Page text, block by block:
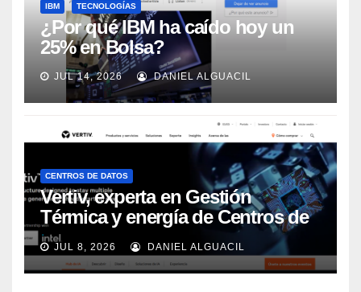
IBM TECNOLOGÍAS
¿Por qué IBM ha caído hoy un
25% en Bolsa?
JUL 14, 2026 DANIEL ALGUACIL
CENTROS DE DATOS
Vertiv, experta en Gestión
Térmica y energía de Centros de
Datos, sigue su crecimiento
imparable
JUL 8, 2026 DANIEL ALGUACIL